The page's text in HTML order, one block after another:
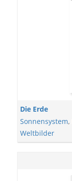
Die Erde
Sonnensystem,
Weltbilder